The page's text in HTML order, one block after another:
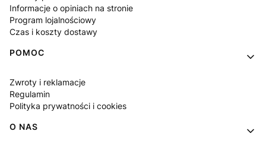
Informacje o opiniach na stronie
Program lojalnościowy
Czas i koszty dostawy
POMOC
Zwroty i reklamacje
Regulamin
Polityka prywatności i cookies
O NAS